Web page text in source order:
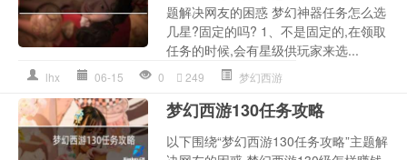
题解决网友的困惑 梦幻神器任务怎么选
几星?固定的吗? 1、不是固定的,在领取
任务的时候,会有星级供玩家来选...
lhx 06-15 0 249 梦幻西游
梦幻西游130任务攻略
以下围绕“梦幻西游130任务攻略”主题解